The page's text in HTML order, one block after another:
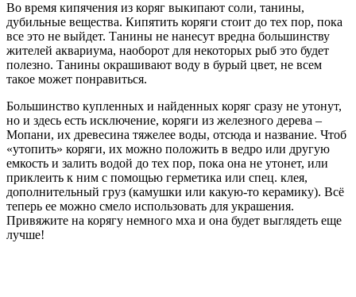
Во время кипячения из коряг выкипают соли, танины,
дубильные вещества. Кипятить коряги стоит до тех пор, пока
все это не выйдет. Танины не нанесут вредна большинству
жителей аквариума, наоборот для некоторых рыб это будет
полезно. Танины окрашивают воду в бурый цвет, не всем
такое может понравиться.
Большинство купленных и найденных коряг сразу не утонут,
но и здесь есть исключение, коряги из железного дерева –
Мопани, их древесина тяжелее воды, отсюда и название. Чтоб
«утопить» коряги, их можно положить в ведро или другую
емкость и залить водой до тех пор, пока она не утонет, или
приклеить к ним с помощью герметика или спец. клея,
дополнительный груз (камушки или какую-то керамику). Всё
теперь ее можно смело использовать для украшения.
Привяжите на корягу немного мха и она будет выглядеть еще
лучше!